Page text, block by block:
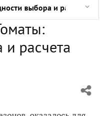
выбора и расчета
расчета